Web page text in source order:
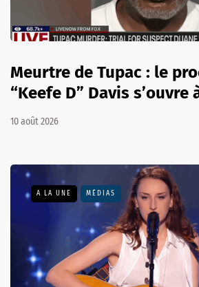
Meurtre de Tupac : le
“Keefe D” Davis s’ouvre
10 août 2026
A LA UNE MÉDIAS